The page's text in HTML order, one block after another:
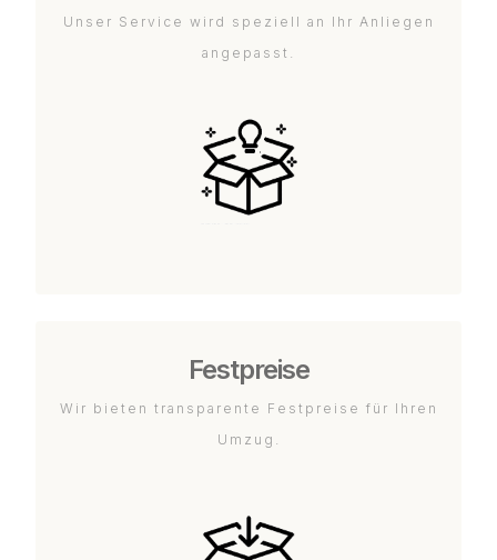
Unser Service wird speziell an Ihr Anliegen
angepasst.
Festpreise
Wir bieten transparente Festpreise für Ihren
Umzug.